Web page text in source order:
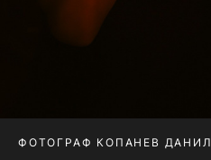
ФОТОГРАФ КОПАНЕВ ДАНИЛ